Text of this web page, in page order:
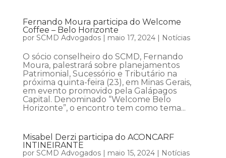
Fernando Moura participa do Welcome
Coffee – Belo Horizonte
por SCMD Advogados| maio 17, 2024| Notícias
O sócio conselheiro do SCMD, Fernando
Moura, palestrará sobre planejamentos
Patrimonial, Sucessório e Tributário na
próxima quinta-feira (23), em Minas Gerais,
em evento promovido pela Galápagos
Capital. Denominado “Welcome Belo
Horizonte”, o encontro tem como tema...
Misabel Derzi participa do ACONCARF
INTINEIRANTE
por SCMD Advogados| maio 15, 2024| Notícias